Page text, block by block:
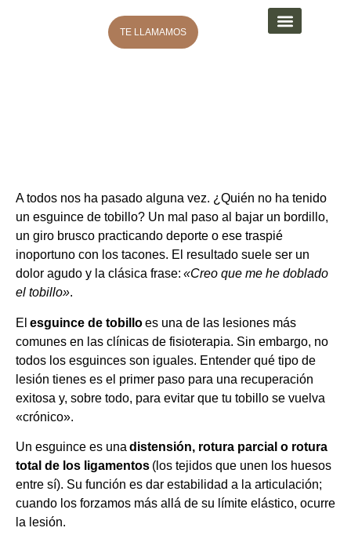
TE LLAMAMOS
A todos nos ha pasado alguna vez. ¿Quién no ha tenido
un esguince de tobillo? Un mal paso al bajar un bordillo,
un giro brusco practicando deporte o ese traspié
inoportuno con los tacones. El resultado suele ser un
dolor agudo y la clásica frase: «Creo que me he doblado
el tobillo».
El esguince de tobilloes una de las lesiones más
comunes en las clínicas de fisioterapia. Sin embargo, no
todos los esguinces son iguales. Entender qué tipo de
lesión tienes es el primer paso para una recuperación
exitosa y, sobre todo, para evitar que tu tobillo se vuelva
«crónico».
Un esguince es una distensión, rotura parcial o rotura
total de los ligamentos (los tejidos que unen los huesos
entre sí). Su función es dar estabilidad a la articulación;
cuando los forzamos más allá de su límite elástico, ocurre
la lesión.